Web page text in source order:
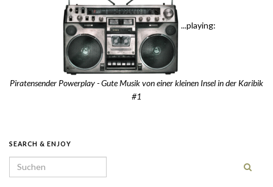
...playing:
Piratensender Powerplay - Gute Musik von einer kleinen Insel in der Karibik
#1
SEARCH & ENJOY
Search for: